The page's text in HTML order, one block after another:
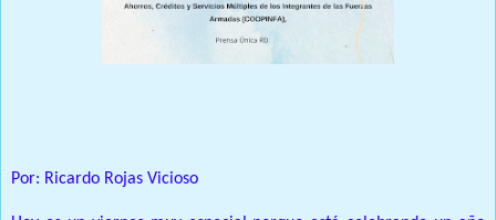
Por: Ricardo Rojas Vicioso